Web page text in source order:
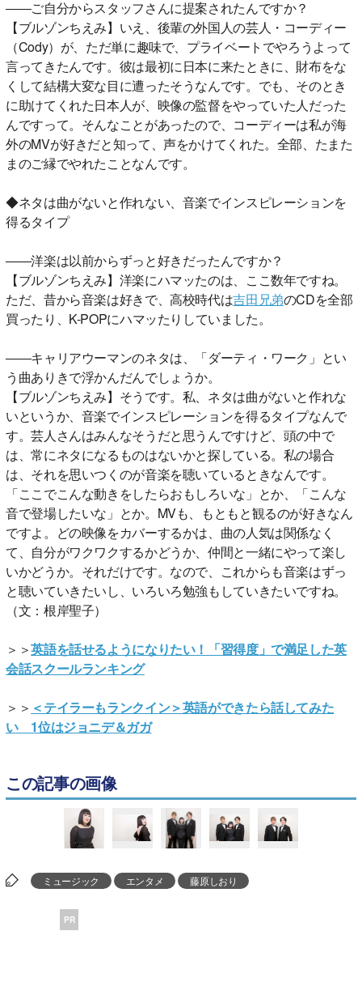
――ご自分からスタッフさんに提案されたんですか？
【ブルゾンちえみ】いえ、後輩の外国人の芸人・コーディー
（Cody）が、ただ単に趣味で、プライベートでやろうよって
言ってきたんです。彼は最初に日本に来たときに、財布をな
くして結構大変な目に遭ったそうなんです。でも、そのとき
に助けてくれた日本人が、映像の監督をやっていた人だった
んですって。そんなことがあったので、コーディーは私が海
外のMVが好きだと知って、声をかけてくれた。全部、たまた
まのご縁でやれたことなんです。
◆ネタは曲がないと作れない、音楽でインスピレーションを
得るタイプ
――洋楽は以前からずっと好きだったんですか？
【ブルゾンちえみ】洋楽にハマッたのは、ここ数年ですね。
ただ、昔から音楽は好きで、高校時代は吉田兄弟のCDを全部
買ったり、K-POPにハマッたりしていました。
――キャリアウーマンのネタは、「ダーティ・ワーク」とい
う曲ありきで浮かんだんでしょうか。
【ブルゾンちえみ】そうです。私、ネタは曲がないと作れな
いというか、音楽でインスピレーションを得るタイプなんで
す。芸人さんはみんなそうだと思うんですけど、頭の中で
は、常にネタになるものはないかと探している。私の場合
は、それを思いつくのが音楽を聴いているときなんです。
「ここでこんな動きをしたらおもしろいな」とか、「こんな
音で登場したいな」とか。MVも、もともと観るのが好きなん
ですよ。どの映像をカバーするかは、曲の人気は関係なく
て、自分がワクワクするかどうか、仲間と一緒にやって楽し
いかどうか。それだけです。なので、これからも音楽はずっ
と聴いていきたいし、いろいろ勉強もしていきたいですね。
（文：根岸聖子）
＞＞英語を話せるようになりたい！「習得度」で満足した英
会話スクールランキング
＞＞ ＜テイラーもランクイン＞英語ができたら話してみた
い 1位はジョニデ＆ガガ
この記事の画像
ミュージック エンタメ 藤原しおり
PR